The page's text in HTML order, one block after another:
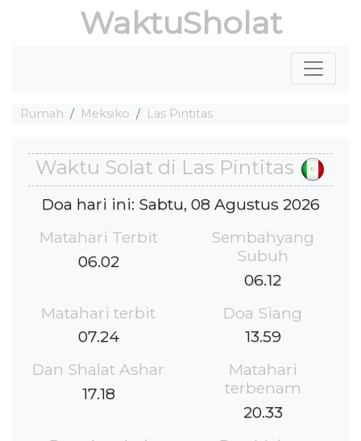
WaktuSholat
Rumah Meksiko Las Pintitas
Waktu Solat di Las Pintitas
Doa hari ini: Sabtu, 08 Agustus 2026
Matahari Terbit
06.02
Sembahyang
Subuh
06.12
Matahari terbit
07.24
Doa Siang
13.59
Dan Shalat Ashar
17.18
Matahari
terbenam
20.33